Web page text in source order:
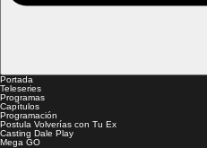
Portada
Teleseries
Programas
Capítulos
Programación
Postula Volverías con Tu Ex
Casting Dale Play
Mega GO